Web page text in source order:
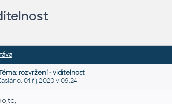
rozvržení - viditelnost
01.říj.2020 v 09:24